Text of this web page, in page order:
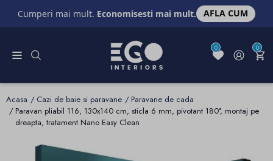
Cumperi mai mult. Economisesti mai mult. AFLA CUM
0 0
Acasa Cazi de baie si paravane
Paravane de cada
Paravan pliabil 116, 130x140 cm, sticla 6 mm, pivotant 180°, montaj pe
dreapta, tratament Nano Easy Clean